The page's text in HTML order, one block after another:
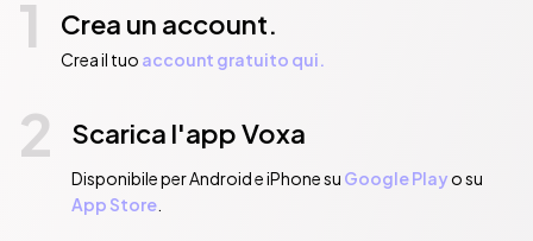
1 Crea un account.
Crea il tuo account gratuito qui.
2 Scarica l'app Voxa
Disponibile per Android e iPhone su Google Playo su
App Store.